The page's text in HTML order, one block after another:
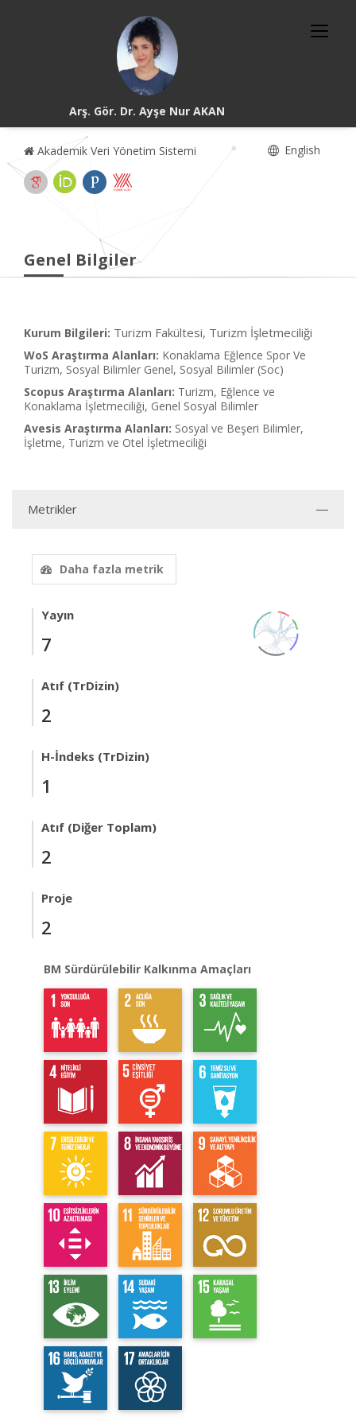
Arş. Gör. Dr. Ayşe Nur AKAN
Akademik Veri Yönetim Sistemi English
Genel Bilgiler
Kurum Bilgileri: Turizm Fakültesi, Turizm İşletmeciliği
WoS Araştırma Alanları: Konaklama Eğlence Spor Ve
Turizm, Sosyal Bilimler Genel, Sosyal Bilimler (Soc)
Scopus Araştırma Alanları: Turizm, Eğlence ve
Konaklama İşletmeciliği, Genel Sosyal Bilimler
Avesis Araştırma Alanları: Sosyal ve Beşeri Bilimler,
İşletme, Turizm ve Otel İşletmeciliği
Metrikler
Daha fazla metrik
Yayın
7
Atıf (TrDizin)
2
H-İndeks (TrDizin)
1
Atıf (Diğer Toplam)
2
Proje
2
BM Sürdürülebilir Kalkınma Amaçları